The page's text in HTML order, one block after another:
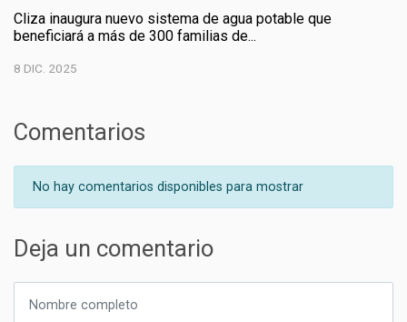
Cliza inaugura nuevo sistema de agua potable que
beneficiará a más de 300 familias de...
8 DIC. 2025
Comentarios
No hay comentarios disponibles para mostrar
Deja un comentario